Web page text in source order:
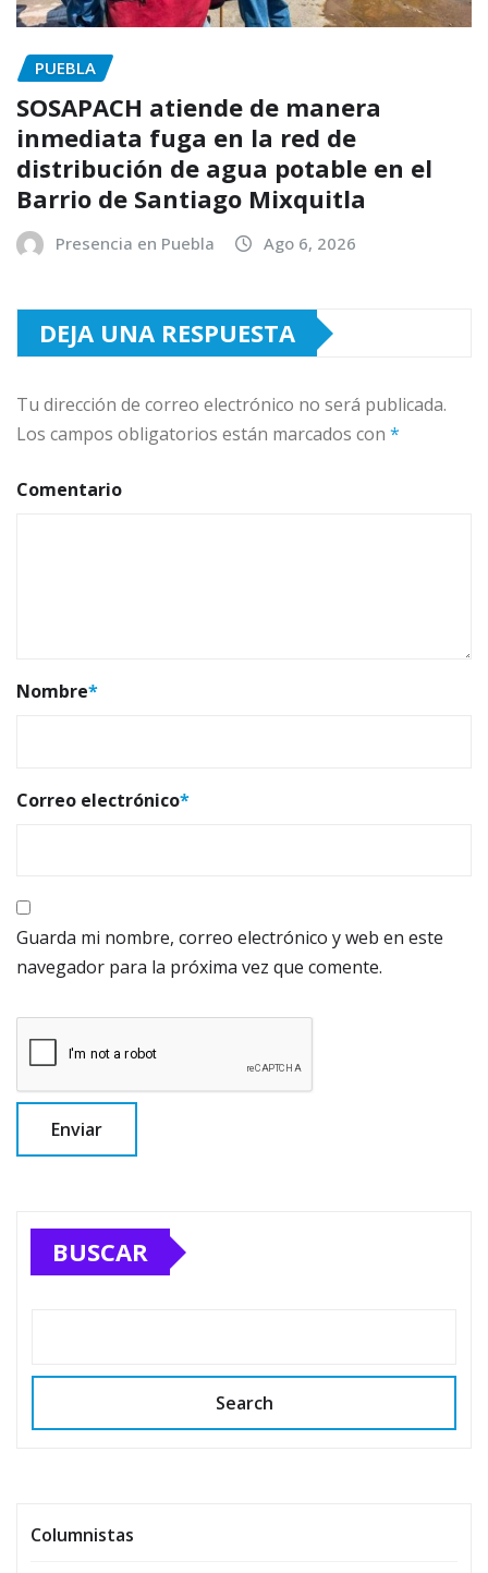
PUEBLA
SOSAPACH atiende de manera
inmediata fuga en la red de
distribución de agua potable en el
Barrio de Santiago Mixquitla
Presencia en Puebla Ago 6, 2026
DEJA UNA RESPUESTA
Tu dirección de correo electrónico no será publicada.
Los campos obligatorios están marcados con *
Comentario
Nombre*
Correo electrónico*
Guarda mi nombre, correo electrónico y web en este
navegador para la próxima vez que comente.
BUSCAR
Search
Columnistas